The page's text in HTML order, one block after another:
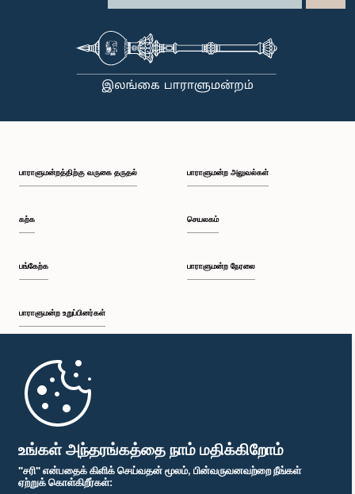
உங்கள் அந்தரங்கத்தை நாம் மதிக்கிறோம்
"சரி" என்பதைக் கிளிக் செய்வதன் மூலம், பின்வருவனவற்றை நீங்கள்
ஏற்றுக் கொள்கிறீர்கள்:
பாராளுமன்றத்திற்கு வருகை தருதல்
கற்க
பங்கேற்க
பாராளுமன்ற உறுப்பினர்கள்
முதற்பக்கம்
பாராளுமன்ற அலுவல்கள்
செயலகம்
பாராளுமன்ற நேரலை
பாராளுமன்ற கையடக்க செயலி